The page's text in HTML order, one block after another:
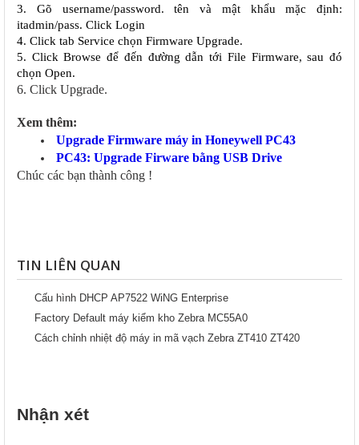
3. Gõ username/password. tên và mật khẩu mặc định:
itadmin/pass. Click Login
4. Click tab Service chọn Firmware Upgrade.
5. Click Browse để đến đường dẫn tới File Firmware, sau đó
chọn Open.
6. Click Upgrade.
Xem thêm:
Upgrade Firmware máy in Honeywell PC43
PC43: Upgrade Firware bằng USB Drive
Chúc các bạn thành công !
TIN LIÊN QUAN
Cấu hình DHCP AP7522 WiNG Enterprise
Factory Default máy kiểm kho Zebra MC55A0
Cách chỉnh nhiệt độ máy in mã vạch Zebra ZT410 ZT420
Nhận xét